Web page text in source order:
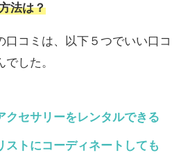
法は？
口コミは、以下５つでいい口コ
した。
クセサリーをレンタルできる
ストにコーディネートしても